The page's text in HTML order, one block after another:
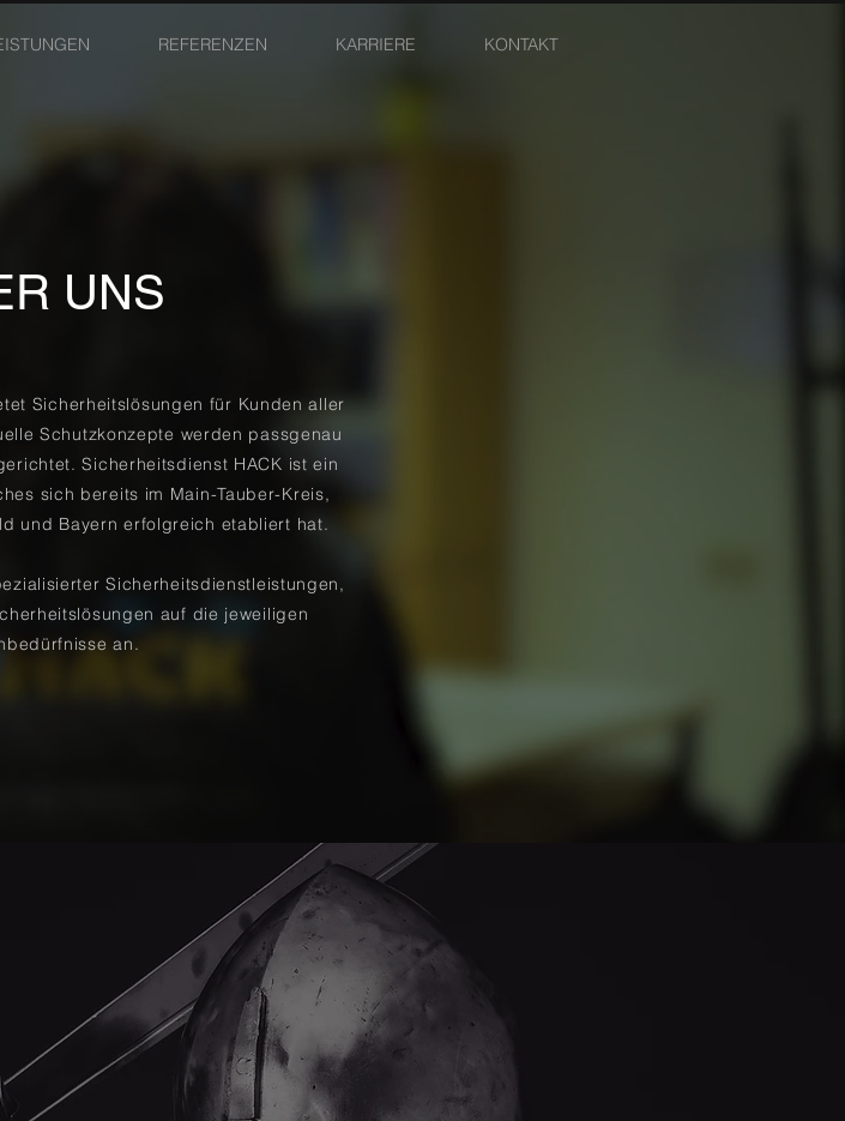
REFERENZEN KARRIERE KONTAKT
UNS
Sicherheitslösungen für Kunden aller
Schutzkonzepte werden passgenau
Sicherheitsdienst HACK ist ein
sich bereits im Main-Tauber-Kreis,
und Bayern erfolgreich etabliert hat.
Sicherheitsdienstleistungen,
auf die jeweiligen
an.